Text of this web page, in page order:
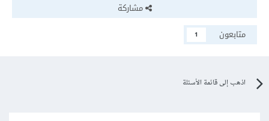
مشاركة
متابعون
1
اذهب إلى قائمة الأسئلة